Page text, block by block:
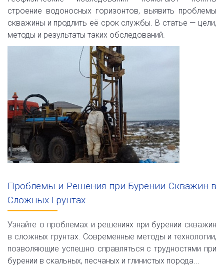
строение водоносных горизонтов, выявить проблемы
скважины и продлить её срок службы. В статье — цели,
методы и результаты таких обследований.
Проблемы и Решения при Бурении Скважин в
Сложных Грунтах
Узнайте о проблемах и решениях при бурении скважин
в сложных грунтах. Современные методы и технологии,
позволяющие успешно справляться с трудностями при
бурении в скальных, песчаных и глинистых порода...